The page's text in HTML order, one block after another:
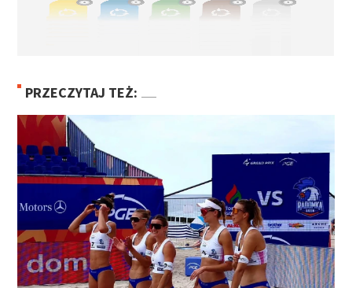
PRZECZYTAJ TEŻ: